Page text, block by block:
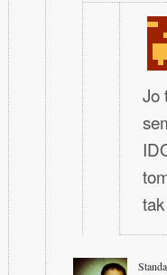
Jo